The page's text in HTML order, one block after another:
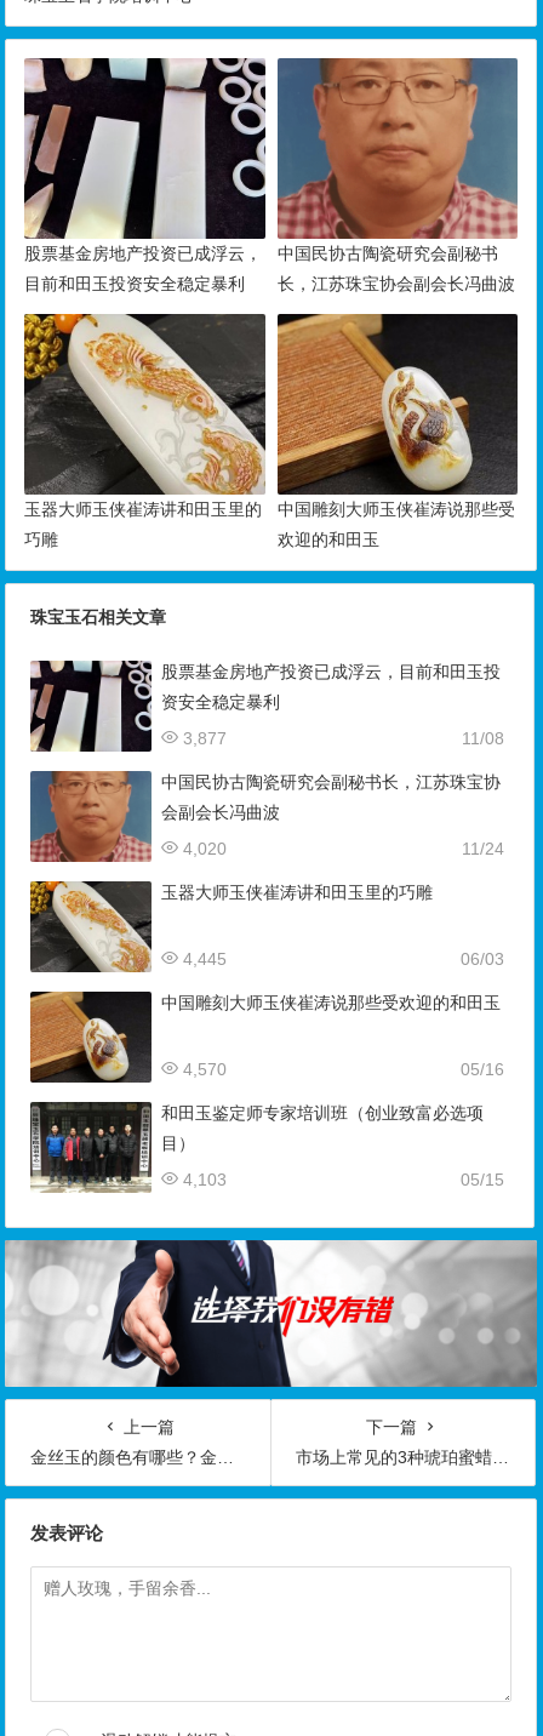
股票基金房地产投资已成浮云，
目前和田玉投资安全稳定暴利
中国民协古陶瓷研究会副秘书
长，江苏珠宝协会副会长冯曲波
玉器大师玉侠崔涛讲和田玉里的
巧雕
中国雕刻大师玉侠崔涛说那些受
欢迎的和田玉
珠宝玉石相关文章
股票基金房地产投资已成浮云，目前和田玉投
资安全稳定暴利
11/08
3,877
中国民协古陶瓷研究会副秘书长，江苏珠宝协
会副会长冯曲波
11/24
4,020
玉器大师玉侠崔涛讲和田玉里的巧雕
06/03
4,445
中国雕刻大师玉侠崔涛说那些受欢迎的和田玉
05/16
4,570
和田玉鉴定师专家培训班（创业致富必选项
目）
05/15
4,103
上一篇
金丝玉的颜色有哪些？金丝玉颜色等级分类
下一篇
市场上常见的3种琥珀蜜蜡骗局 看下你遇到过吗？
发表评论